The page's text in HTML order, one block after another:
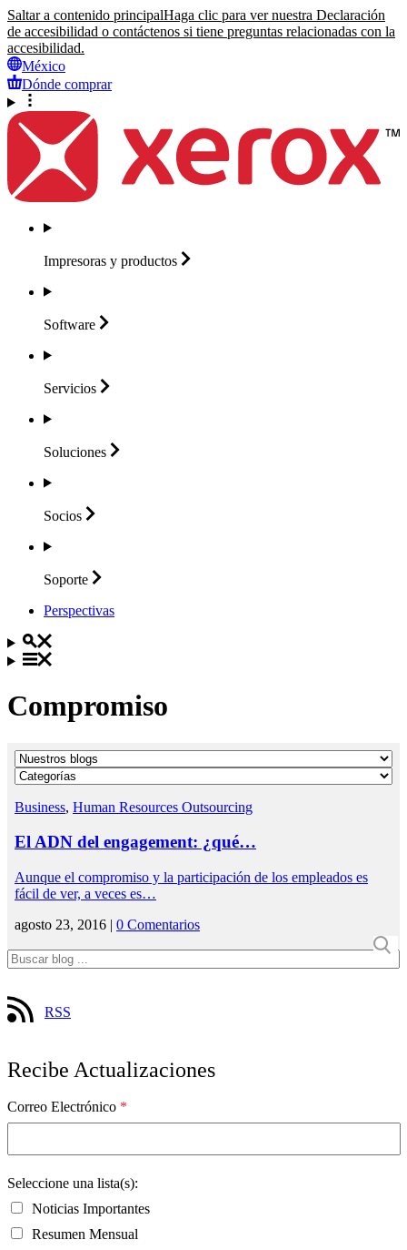
Saltar a contenido principalHaga clic para ver nuestra Declaración
de accesibilidad o contáctenos si tiene preguntas relacionadas con la
accesibilidad.
México
Dónde comprar
Impresoras y productos
Software
Servicios
Soluciones
Socios
Soporte
Perspectivas
Compromiso
Business, Human Resources Outsourcing
El ADN del engagement: ¿qué…
Aunque el compromiso y la participación de los empleados es
fácil de ver, a veces es…
agosto 23, 2016 | 0 Comentarios
RSS
Recibe Actualizaciones
Correo Electrónico *
Seleccione una lista(s):
Noticias Importantes
Resumen Mensual